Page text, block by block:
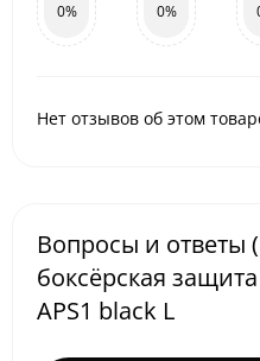
0% 0%
Нет отзывов об этом
Вопросы и ответы
боксёрская
APS1 black L